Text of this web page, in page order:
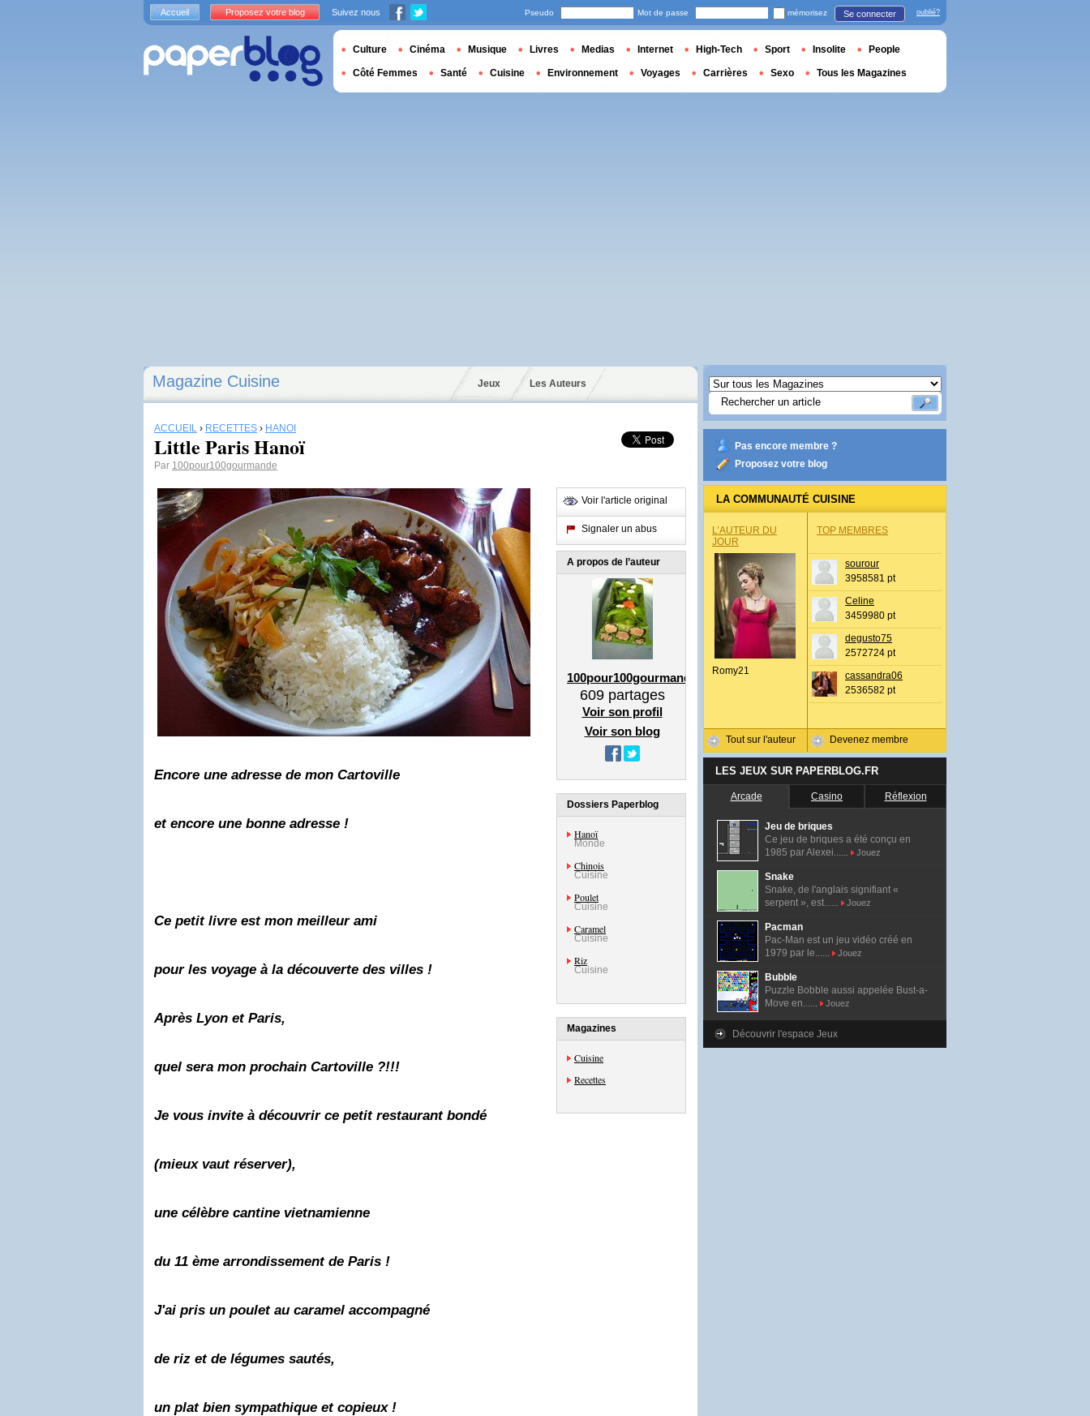
Magazine Cuisine Jeux Les Auteurs
ACCUEIL › RECETTES › HANOÏ
Little Paris Hanoï
Par 100pour100gourmande
Encore une adresse de mon Cartoville
et encore une bonne adresse !
Ce petit livre est mon meilleur ami
pour les voyage à la découverte des villes !
Après Lyon et Paris,
quel sera mon prochain Cartoville ?!!!
Je vous invite à découvrir ce petit restaurant bondé
(mieux vaut réserver),
une célèbre cantine vietnamienne
du 11 ème arrondissement de Paris !
J'ai pris un pouletau caramel accompagné
de riz et de légumes sautés,
un plat bien sympathique et copieux !
Voir l'article original
Signaler un abus
A propos de l’auteur
100pour100gourmande
609partages
Voir son profil
Voir son blog
Dossiers Paperblog
Hanoï
Monde
Chinois
Cuisine
Poulet
Cuisine
Caramel
Cuisine
Riz
Cuisine
Magazines
Cuisine
Recettes
Pas encore membre ?
Proposez votre blog
LA COMMUNAUTÉ CUISINE
L’AUTEUR DU
JOUR
Romy21
Tout sur l'auteur
TOP MEMBRES
sourour
3958581 pt
Celine
3459980 pt
degusto75
2572724 pt
cassandra06
2536582 pt
Devenez membre
LES JEUX SUR PAPERBLOG.FR
Arcade Casino Réflexion
Jeu de briques
Ce jeu de briques a été conçu en
1985 par Alexei......
Jouez
Snake
Snake, de l'anglais signifiant «
serpent », est......
Jouez
Pacman
Pac-Man est un jeu vidéo créé en
1979 par le......
Jouez
Bubble
Puzzle Bobble aussi appelée Bust-a-
Move en......
Jouez
Découvrir l'espace Jeux
Accueil Proposez votre blog Suivez nous Pseudo Mot de passe mémorisez Se connecter oublié?
Culture Cinéma Musique Livres Medias Internet High-Tech Sport Insolite People
Côté Femmes Santé Cuisine Environnement Voyages Carrières Sexo Tous les Magazines